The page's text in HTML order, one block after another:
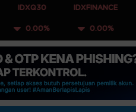
IDXFINANCE
0.00%
I-GRADE
0.00%